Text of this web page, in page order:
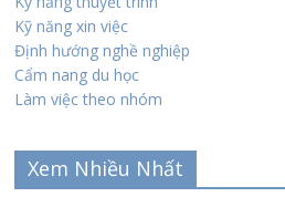
Kỹ năng xin việc
Định hướng nghề nghiệp
Cẩm nang du học
Làm việc theo nhóm
Xem Nhiều Nhất